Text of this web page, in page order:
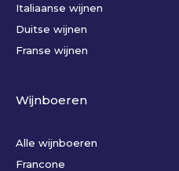
Italiaanse wijnen
Duitse wijnen
Franse wijnen
Wijnboeren
Alle wijnboeren
Francone